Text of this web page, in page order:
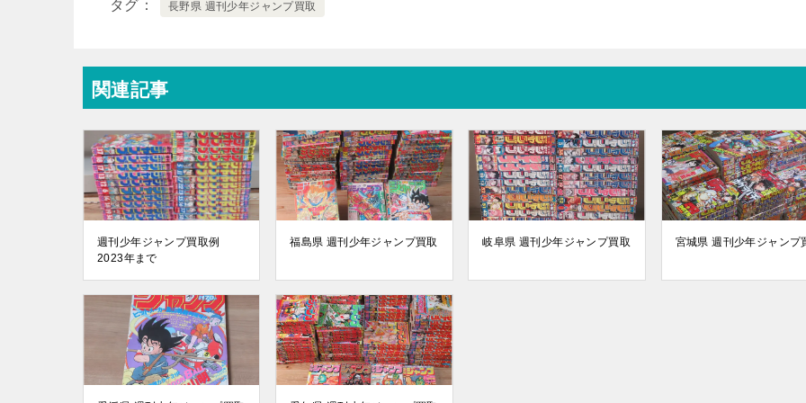
タグ 長野県 週刊少年ジャンプ買取
関連記事
週刊少年ジャンプ買取例
2023年まで
福島県 週刊少年ジャンプ買取 岐阜県 週刊少年ジャンプ買取 宮城県 週刊少年ジャンプ